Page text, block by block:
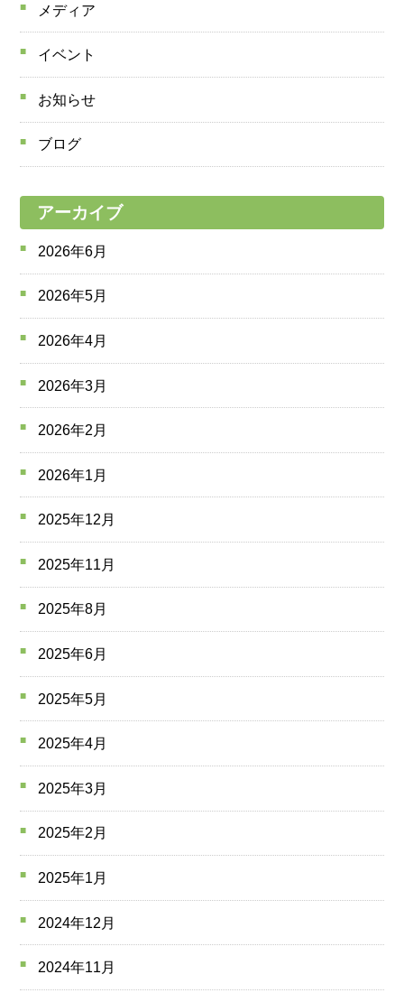
メディア
イベント
お知らせ
ブログ
アーカイブ
2026年6月
2026年5月
2026年4月
2026年3月
2026年2月
2026年1月
2025年12月
2025年11月
2025年8月
2025年6月
2025年5月
2025年4月
2025年3月
2025年2月
2025年1月
2024年12月
2024年11月